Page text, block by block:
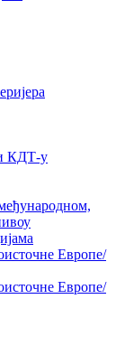
КДТ-у
Европе/
Европе/